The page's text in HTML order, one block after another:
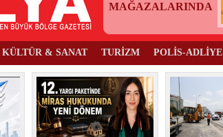
MAĞAZALARINDA
KÜLTÜR & SANAT TURİZM POLİS-ADLİYE